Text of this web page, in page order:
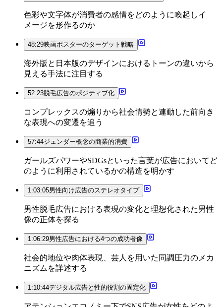
色彩や文字体が消費者の感情をどのように喚起しイ
メージを形作るのか
48:29映画ポスターのターゲット戦略
海外版と日本版のデザインにおけるトーンの違いから
見える手法に注目する
52:23脱毛広告のポジティブ化
コンプレックスの煽りから社会情勢と連動した前向き
な表現への変遷を追う
57:44ジェンダー概念の商業的消費
ガールズパワーやSDGsといった言葉が広告においてど
のように利用されているかの構造を明かす
1:03:05男性向け広告のステレオタイプ
男性脱毛広告における表現の変化と理想化された男性
像の正体を探る
1:06:29男性広告における4つの成功者像
社会的地位や肉体表現、芸人を用いた同調圧力のメカ
ニズムを詳述する
1:10:44デジタル広告と性的役割の固定化